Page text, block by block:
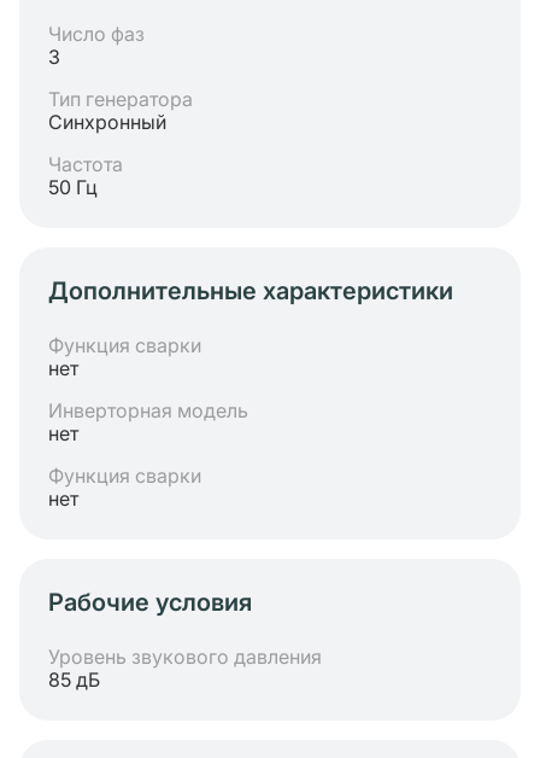
Число фаз
3
Тип генератора
Синхронный
Частота
50 Гц
Дополнительные характеристики
Функция сварки
нет
Инверторная модель
нет
Функция сварки
нет
Рабочие условия
Уровень звукового давления
85 дБ